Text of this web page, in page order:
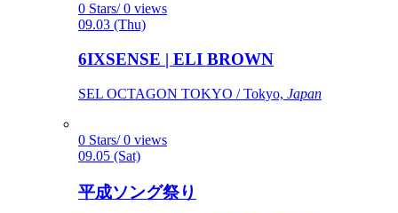
0 Stars/ 0 views
09.03 (Thu)
6IXSENSE | ELI BROWN
SEL OCTAGON TOKYO / Tokyo, Japan
0 Stars/ 0 views
09.05 (Sat)
平成ソング祭り